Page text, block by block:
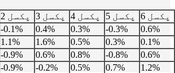
پکسل 2 پکسل 3 پکسل 4 پکسل 5
پکسل 6
-0.1% 0.4% 0.3% -0.3%
0.6%
1.1% 1.6% 0.5% 0.3%
0.1%
-0.9% 0.6% 0.8% -0.8%
0.6%
-0.9% -0.2% 0.5% 0.7% 1.2%